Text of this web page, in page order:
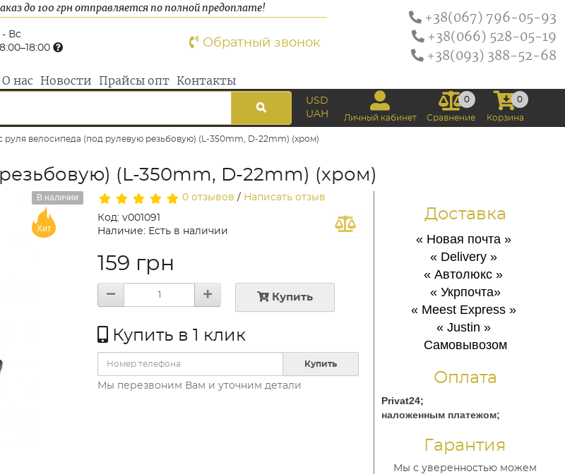
до 100 грн отправляется по полной предоплате!
- Вс
Обратный звонок
О нас Новости Прайсы опт Контакты
+38(067) 796-05-93
+38(066) 528-05-19
+38(093) 388-52-68
USD
UAH
Личный кабинет
0
Сравнение
0
Корзина
руля велосипеда (под рулевую резьбовую) (L-350mm, D-22mm) (хром)
(L-350mm, D-22mm) (хром)
В наличии
Хит
0 отзывов / Написать отзыв
Код: v001091
Наличие: Есть в наличии
159 грн
Купить
Купить в 1 клик
Купить
Мы перезвоним Вам и уточним детали
Доставка
« Новая почта »
« Delivery »
« Автолюкс»
« Укрпочта»
« Meest Express »
« Justin »
Самовывозом
Оплата
Privat24;
наложенным платежом;
Гарантия
Мы с уверенностью можем